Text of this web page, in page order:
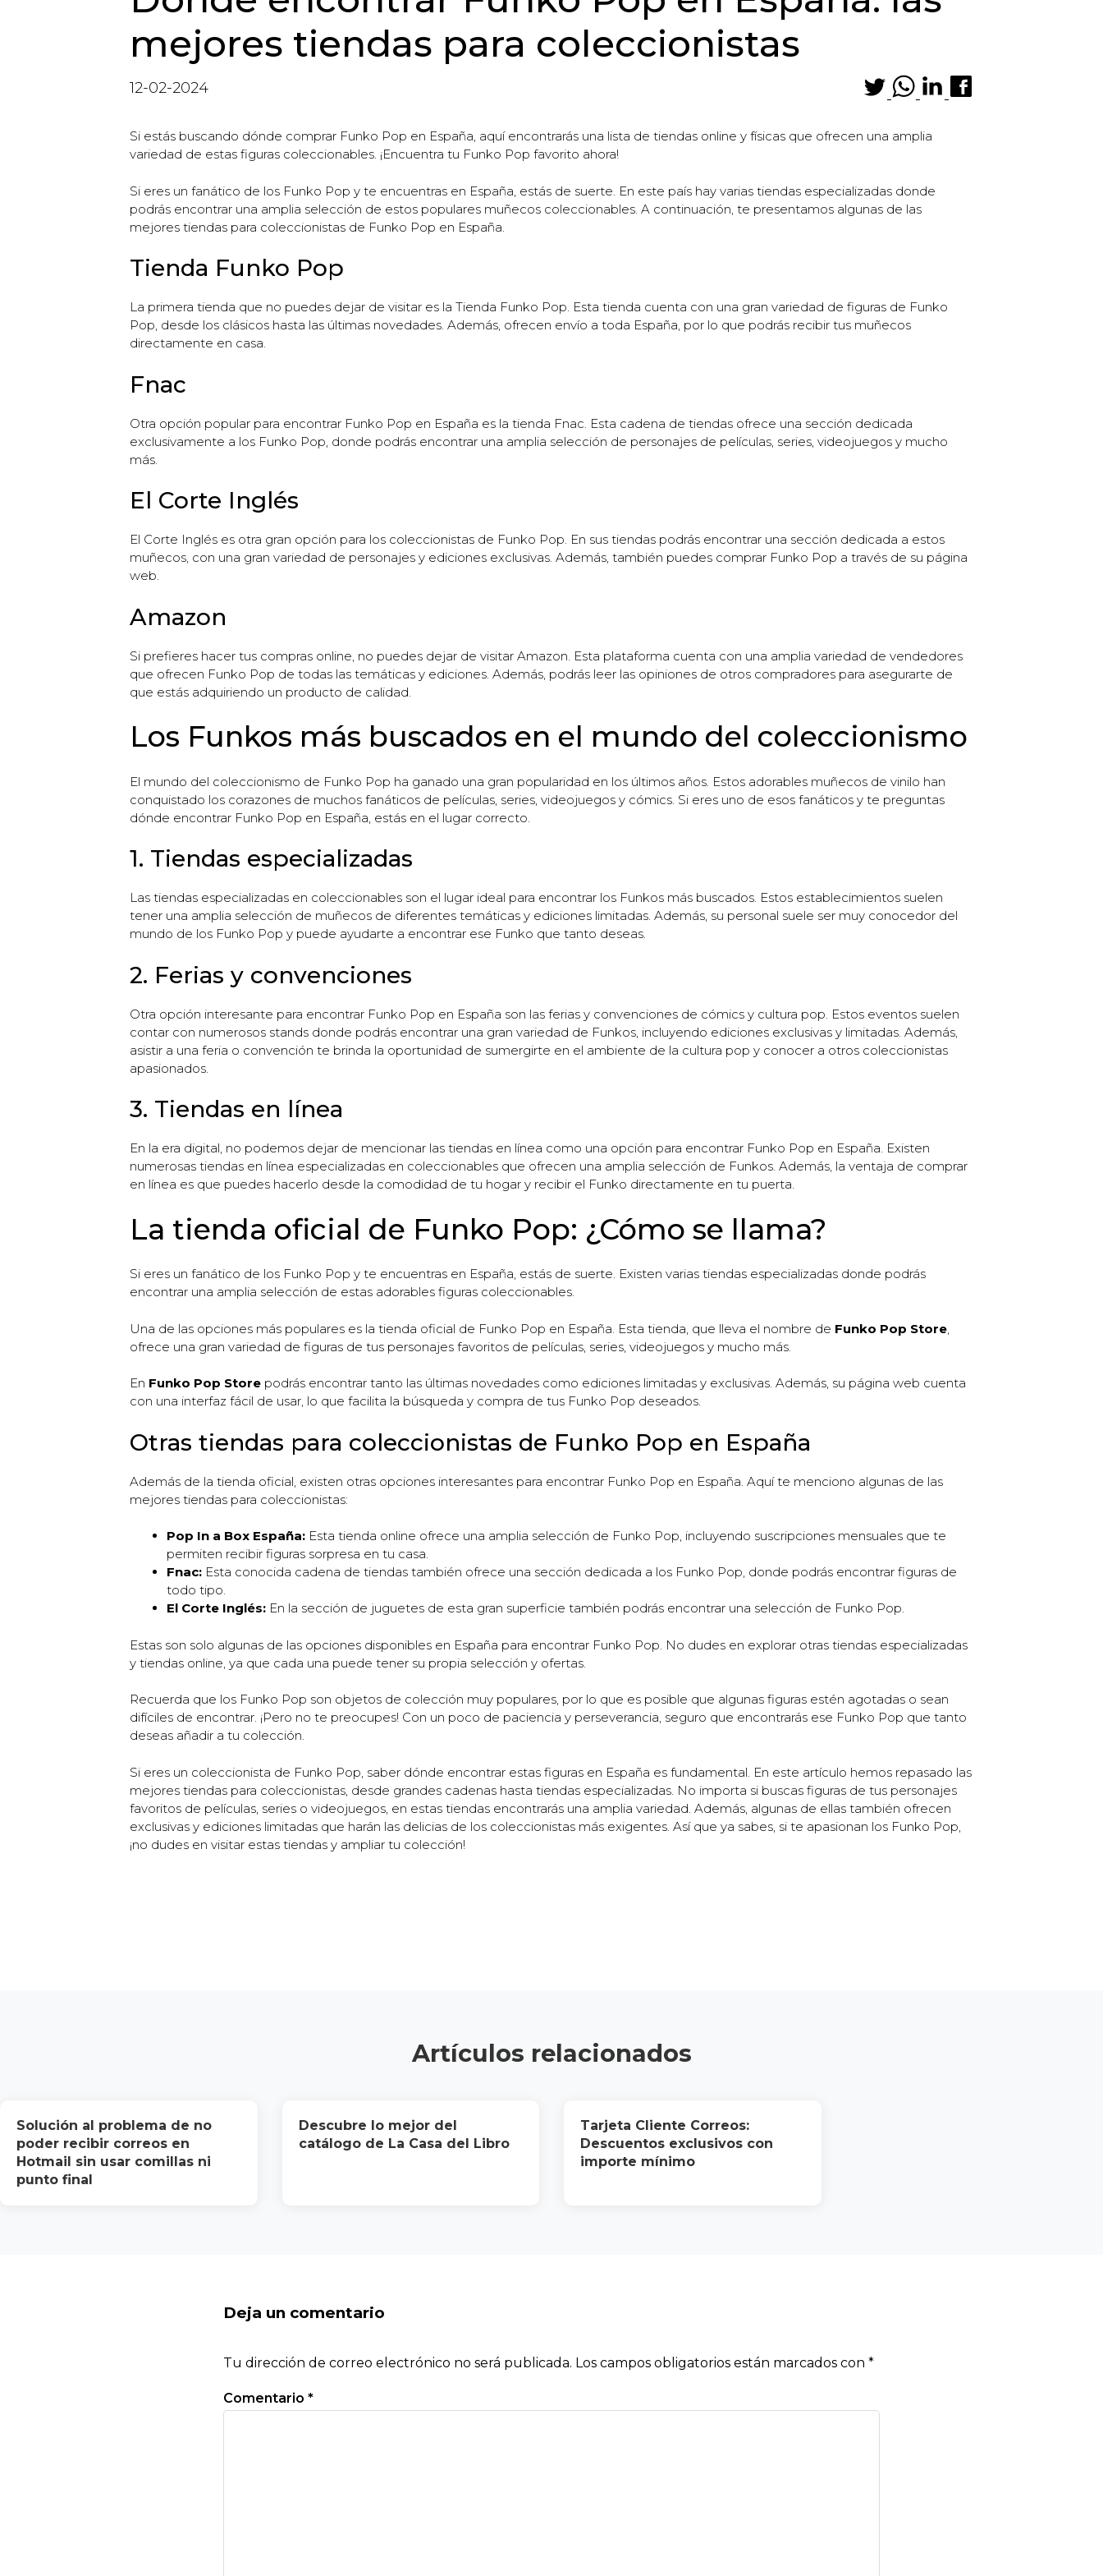
mejores tiendas para coleccionistas
12-02-2024
Si estás buscando dónde comprar Funko Pop en España, aquí encontrarás una lista de tiendas online y físicas que ofrecen una amplia
variedad de estas figuras coleccionables. ¡Encuentra tu Funko Pop favorito ahora!
Si eres un fanático de los Funko Pop y te encuentras en España, estás de suerte. En este país hay varias tiendas especializadas donde
podrás encontrar una amplia selección de estos populares muñecos coleccionables. A continuación, te presentamos algunas de las
mejores tiendas para coleccionistas de Funko Pop en España.
Tienda Funko Pop
La primera tienda que no puedes dejar de visitar es la Tienda Funko Pop. Esta tienda cuenta con una gran variedad de figuras de Funko
Pop, desde los clásicos hasta las últimas novedades. Además, ofrecen envío a toda España, por lo que podrás recibir tus muñecos
directamente en casa.
Fnac
Otra opción popular para encontrar Funko Pop en España es la tienda Fnac. Esta cadena de tiendas ofrece una sección dedicada
exclusivamente a los Funko Pop, donde podrás encontrar una amplia selección de personajes de películas, series, videojuegos y mucho
más.
El Corte Inglés
El Corte Inglés es otra gran opción para los coleccionistas de Funko Pop. En sus tiendas podrás encontrar una sección dedicada a estos
muñecos, con una gran variedad de personajes y ediciones exclusivas. Además, también puedes comprar Funko Pop a través de su página
web.
Amazon
Si prefieres hacer tus compras online, no puedes dejar de visitar Amazon. Esta plataforma cuenta con una amplia variedad de vendedores
que ofrecen Funko Pop de todas las temáticas y ediciones. Además, podrás leer las opiniones de otros compradores para asegurarte de
que estás adquiriendo un producto de calidad.
Los Funkos más buscados en el mundo del coleccionismo
El mundo del coleccionismo de Funko Pop ha ganado una gran popularidad en los últimos años. Estos adorables muñecos de vinilo han
conquistado los corazones de muchos fanáticos de películas, series, videojuegos y cómics. Si eres uno de esos fanáticos y te preguntas
dónde encontrar Funko Pop en España, estás en el lugar correcto.
1. Tiendas especializadas
Las tiendas especializadas en coleccionables son el lugar ideal para encontrar los Funkos más buscados. Estos establecimientos suelen
tener una amplia selección de muñecos de diferentes temáticas y ediciones limitadas. Además, su personal suele ser muy conocedor del
mundo de los Funko Pop y puede ayudarte a encontrar ese Funko que tanto deseas.
2. Ferias y convenciones
Otra opción interesante para encontrar Funko Pop en España son las ferias y convenciones de cómics y cultura pop. Estos eventos suelen
contar con numerosos stands donde podrás encontrar una gran variedad de Funkos, incluyendo ediciones exclusivas y limitadas. Además,
asistir a una feria o convención te brinda la oportunidad de sumergirte en el ambiente de la cultura pop y conocer a otros coleccionistas
apasionados.
3. Tiendas en línea
En la era digital, no podemos dejar de mencionar las tiendas en línea como una opción para encontrar Funko Pop en España. Existen
numerosas tiendas en línea especializadas en coleccionables que ofrecen una amplia selección de Funkos. Además, la ventaja de comprar
en línea es que puedes hacerlo desde la comodidad de tu hogar y recibir el Funko directamente en tu puerta.
La tienda oficial de Funko Pop: ¿Cómo se llama?
Si eres un fanático de los Funko Pop y te encuentras en España, estás de suerte. Existen varias tiendas especializadas donde podrás
encontrar una amplia selección de estas adorables figuras coleccionables.
Una de las opciones más populares es la tienda oficial de Funko Pop en España. Esta tienda, que lleva el nombre de Funko Pop Store
ofrece una gran variedad de figuras de tus personajes favoritos de películas, series, videojuegos y mucho más.
En Funko Pop Store podrás encontrar tanto las últimas novedades como ediciones limitadas y exclusivas. Además, su página web cuenta
con una interfaz fácil de usar, lo que facilita la búsqueda y compra de tus Funko Pop deseados.
Otras tiendas para coleccionistas de Funko Pop en España
Además de la tienda oficial, existen otras opciones interesantes para encontrar Funko Pop en España. Aquí te menciono algunas de las
mejores tiendas para coleccionistas:
Pop In a Box España: Esta tienda online ofrece una amplia selección de Funko Pop, incluyendo suscripciones mensuales que te
permiten recibir figuras sorpresa en tu casa.
Fnac: Esta conocida cadena de tiendas también ofrece una sección dedicada a los Funko Pop, donde podrás encontrar figuras de
todo tipo.
El Corte Inglés: En la sección de juguetes de esta gran superficie también podrás encontrar una selección de Funko Pop.
Estas son solo algunas de las opciones disponibles en España para encontrar Funko Pop. No dudes en explorar otras tiendas especializadas
y tiendas online, ya que cada una puede tener su propia selección y ofertas.
Recuerda que los Funko Pop son objetos de colección muy populares, por lo que es posible que algunas figuras estén agotadas o sean
difíciles de encontrar. ¡Pero no te preocupes! Con un poco de paciencia y perseverancia, seguro que encontrarás ese Funko Pop que tanto
deseas añadir a tu colección.
Si eres un coleccionista de Funko Pop, saber dónde encontrar estas figuras en España es fundamental. En este artículo hemos repasado las
mejores tiendas para coleccionistas, desde grandes cadenas hasta tiendas especializadas. No importa si buscas figuras de tus personajes
favoritos de películas, series o videojuegos, en estas tiendas encontrarás una amplia variedad. Además, algunas de ellas también ofrecen
exclusivas y ediciones limitadas que harán las delicias de los coleccionistas más exigentes. Así que ya sabes, si te apasionan los Funko Pop,
¡no dudes en visitar estas tiendas y ampliar tu colección!
Artículos relacionados
Solución al problema de no
poder recibir correos en
Hotmail sin usar comillas ni
punto final
Descubre lo mejor del
catálogo de La Casa del Libro
Tarjeta Cliente Correos:
Descuentos exclusivos con
importe mínimo
Deja un comentario
Tu dirección de correo electrónico no será publicada. Los campos obligatorios están marcados con *
Comentario *